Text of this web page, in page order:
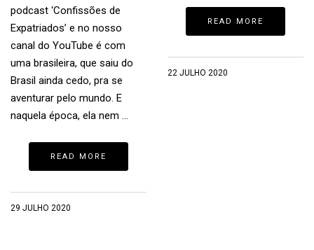
podcast ‘Confissões de
Expatriados’ e no nosso
canal do YouTube é com
uma brasileira, que saiu do
Brasil ainda cedo, pra se
aventurar pelo mundo. E
naquela época, ela nem …
READ MORE
29 JULHO 2020
READ MORE
22 JULHO 2020